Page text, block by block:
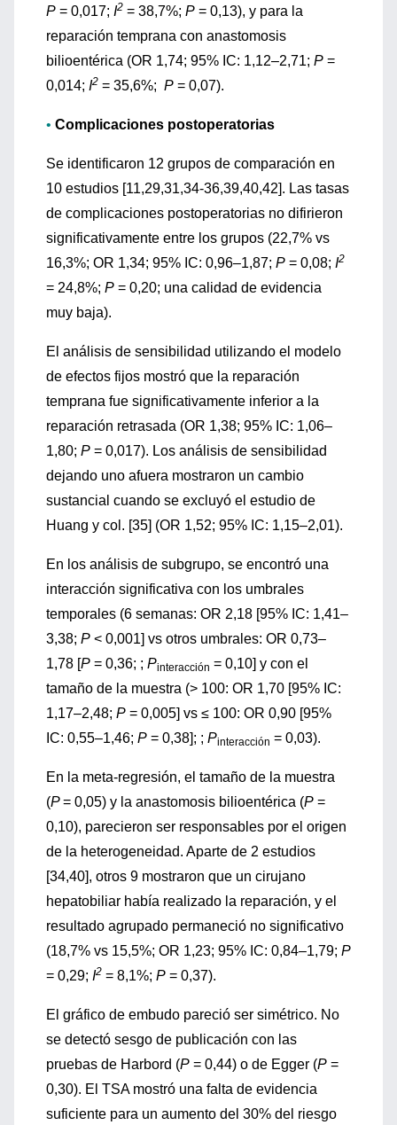
P = 0,017; I2 = 38,7%; P = 0,13), y para la
reparación temprana con anastomosis
bilioentérica (OR 1,74; 95% IC: 1,12–2,71; P =
0,014; I2 = 35,6%; P = 0,07).
• Complicaciones postoperatorias
Se identificaron 12 grupos de comparación en
10 estudios [11,29,31,34-36,39,40,42]. Las tasas
de complicaciones postoperatorias no difirieron
significativamente entre los grupos (22,7% vs
16,3%; OR 1,34; 95% IC: 0,96–1,87; P = 0,08; I2
= 24,8%; P = 0,20; una calidad de evidencia
muy baja).
El análisis de sensibilidad utilizando el modelo
de efectos fijos mostró que la reparación
temprana fue significativamente inferior a la
reparación retrasada (OR 1,38; 95% IC: 1,06–
1,80; P = 0,017). Los análisis de sensibilidad
dejando uno afuera mostraron un cambio
sustancial cuando se excluyó el estudio de
Huang y col. [35] (OR 1,52; 95% IC: 1,15–2,01).
En los análisis de subgrupo, se encontró una
interacción significativa con los umbrales
temporales (6 semanas: OR 2,18 [95% IC: 1,41–
3,38; P < 0,001] vs otros umbrales: OR 0,73–
1,78 [P = 0,36; ; Pinteracción = 0,10] y con el
tamaño de la muestra (> 100: OR 1,70 [95% IC:
1,17–2,48; P = 0,005] vs ≤ 100: OR 0,90 [95%
IC: 0,55–1,46; P = 0,38]; ; Pinteracción = 0,03).
En la meta-regresión, el tamaño de la muestra
(P= 0,05) y la anastomosis bilioentérica (P =
0,10), parecieron ser responsables por el origen
de la heterogeneidad. Aparte de 2 estudios
[34,40], otros 9 mostraron que un cirujano
hepatobiliar había realizado la reparación, y el
resultado agrupado permaneció no significativo
(18,7% vs 15,5%; OR 1,23; 95% IC: 0,84–1,79; P
= 0,29; I2 = 8,1%; P = 0,37).
El gráfico de embudo pareció ser simétrico. No
se detectó sesgo de publicación con las
pruebas de Harbord (P = 0,44) o de Egger (P =
0,30). El TSA mostró una falta de evidencia
suficiente para un aumento del 30% del riesgo